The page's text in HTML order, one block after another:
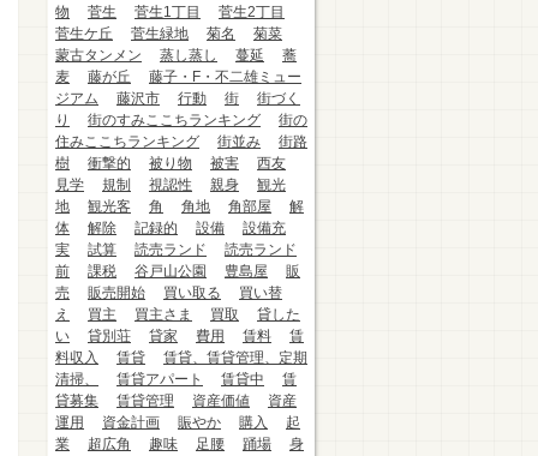
物
菅生 菅生1丁目
菅生2丁目
菅生ケ丘
菅生緑地 菊名
菊菜
蒙古タンメン
蒸し蒸し 蔓延
蕎
麦
藤が丘
藤子・F・不二雄ミュー
ジアム
藤沢市 行動 街
街づく
り
街のすみここちランキング
街の
住みここちランキング
街並み
街路
樹
衝撃的 被り物 被害
西友
見学
規制 視認性 親身
観光
地
観光客 角 角地 角部屋
解
体
解除 記録的 設備
設備充
実
試算 読売ランド
読売ランド
前
課税 谷戸山公園 豊島屋
販
売
販売開始 買い取る
買い替
え
買主 買主さま 買取
貸した
い
貸別荘 貸家 費用 賃料
賃
料収入
賃貸
賃貸、賃貸管理、定期
清掃、
賃貸アパート 賃貸中
賃
貸募集
賃貸管理 資産価値
資産
運用
資金計画 賑やか 購入
起
業
超広角 趣味 足腰 踊場
身